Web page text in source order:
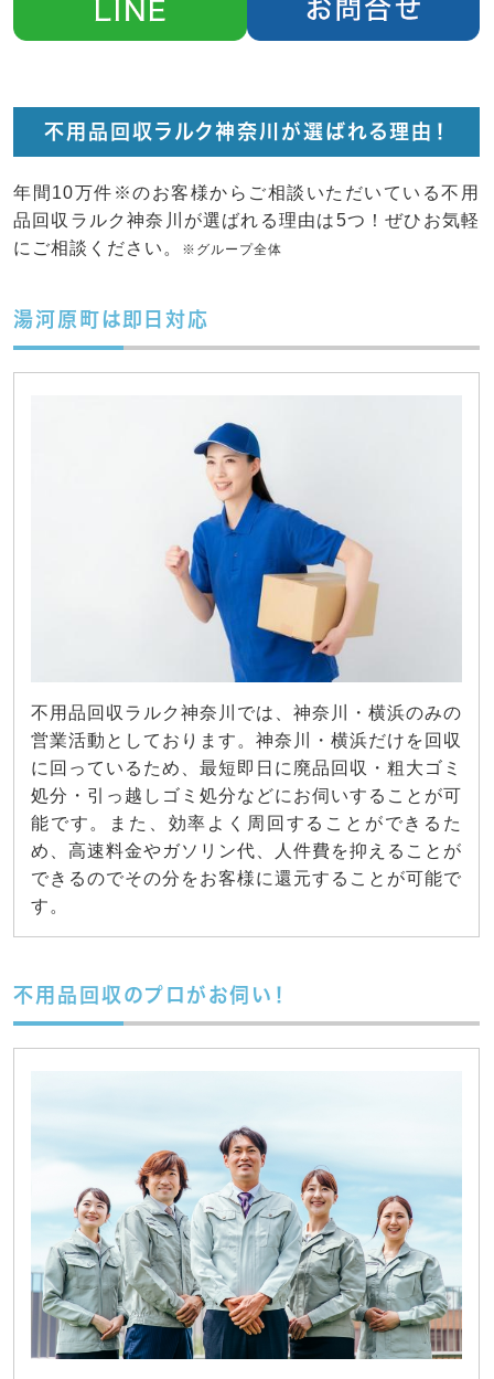
不用品回収ラルク神奈川が選ばれる理由！
年間10万件※のお客様からご相談いただいている不用
品回収ラルク神奈川が選ばれる理由は5つ！ぜひお気軽
にご相談ください。
※グループ全体
湯河原町は即日対応
不用品回収ラルク神奈川では、神奈川・横浜のみの
営業活動としております。神奈川・横浜だけを回収
に回っているため、最短即日に廃品回収・粗大ゴミ
処分・引っ越しゴミ処分などにお伺いすることが可
能です。また、効率よく周回することができるた
め、高速料金やガソリン代、人件費を抑えることが
できるのでその分をお客様に還元することが可能で
す。
不用品回収のプロがお伺い！